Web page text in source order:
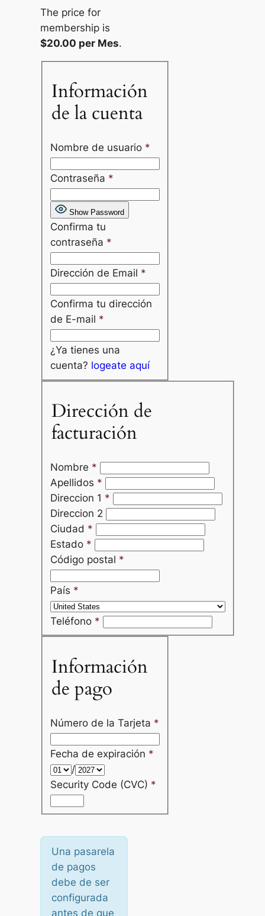
The price for
membership is
$20.00 per Mes.
Información
de la cuenta
Nombre de usuario *
Contraseña *
Show Password
Confirma tu
contraseña *
Dirección de Email *
Confirma tu dirección
de E-mail *
¿Ya tienes una
cuenta? logeate aquí
Dirección de
facturación
Nombre *
Apellidos *
Direccion 1 *
Direccion 2
Ciudad *
Estado *
Código postal *
País *
Teléfono *
Información
de pago
Número de la Tarjeta *
Fecha de expiración *
/
Security Code (CVC) *
Una pasarela
de pagos
debe de ser
configurada
antes de que